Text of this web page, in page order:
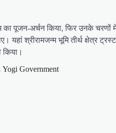
का पूजन-अर्चन किया, फिर उनके
यहां श्रीरामजन्म भूमि तीर्थ
किया।
Yogi Government